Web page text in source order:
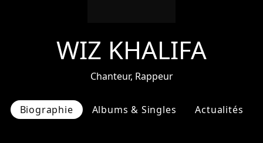
WIZ KHALIFA
Chanteur, Rappeur
Biographie Albums & Singles Actualités